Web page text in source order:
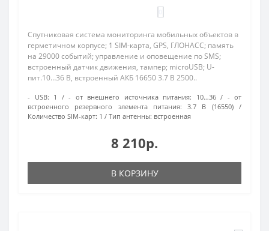
Спутниковая система мониторинга мобильных объектов в
герметичном корпусе; 1 SIM-карта, GPS, ГЛОНАСС; память
на 29000 событий; управление и оповещение по SMS;
встроенный датчик движения, тампер; microUSB; U-
пит.10…36 В, встроенный АКБ 16650 3.7 В 2500..
- USB: 1 - от внешнего источника питания: 10…36
- от
встроенного резервного элемента питания:
3.7 В (16550)
Количество SIM-карт: 1 Тип антенны: встроенная
8 210р.
В КОРЗИНУ